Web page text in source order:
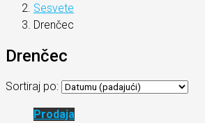
Sesvete
Drenčec
Drenčec
Sortiraj po:
Prodaja